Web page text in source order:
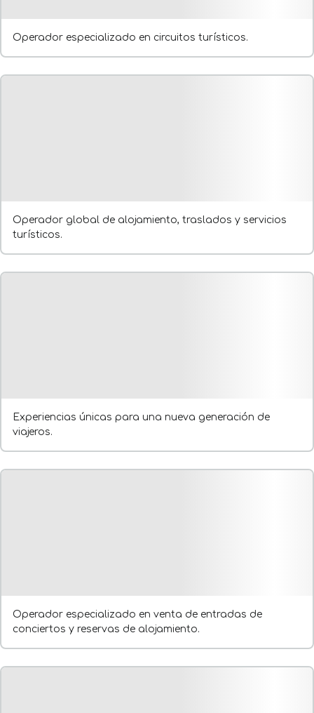
Operador especializado en circuitos turísticos.
Operador global de alojamiento, traslados y servicios
turísticos.
Experiencias únicas para una nueva generación de
viajeros.
Operador especializado en venta de entradas de
conciertos y reservas de alojamiento.